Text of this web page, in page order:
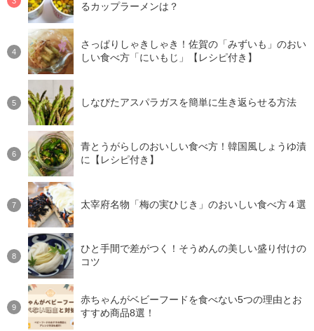
るカップラーメンは？
さっぱりしゃきしゃき！佐賀の「みずいも」のおい
しい食べ方「にいもじ」【レシピ付き】
しなびたアスパラガスを簡単に生き返らせる方法
青とうがらしのおいしい食べ方！韓国風しょうゆ漬
に【レシピ付き】
太宰府名物「梅の実ひじき」のおいしい食べ方４選
ひと手間で差がつく！そうめんの美しい盛り付けの
コツ
赤ちゃんがベビーフードを食べない5つの理由とお
すすめ商品8選！